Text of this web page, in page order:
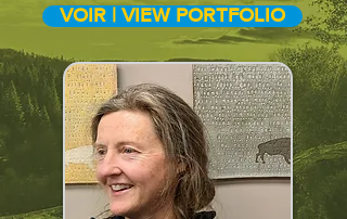
VOIR | VIEW PORTFOLIO